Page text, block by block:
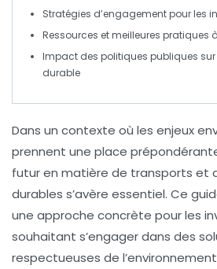
Stratégies d’engagement pour les
Ressources etmeilleures pratiques
Impact des politiques publiques
durable
Dans un contexte où les enjeux
prennent une place
futuren matière de transports et
durables s’avère essentiel. Ce
une approche concrète pour les
souhaitant s’engager dans des
respectueuses de